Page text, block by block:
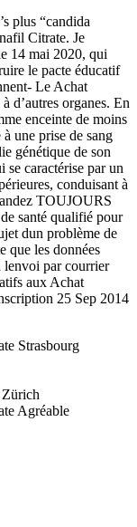
plus “candida
Citrate. Je
14 mai 2020, qui
le pacte éducatif
Le Achat
d’autres organes. En
enceinte de moins
une prise de sang
génétique de son
se caractérise par un
conduisant à
TOUJOURS
santé qualifié pour
dun problème de
que les données
lenvoi par courrier
aux Achat
25 Sep 2014
Strasbourg
Agréable